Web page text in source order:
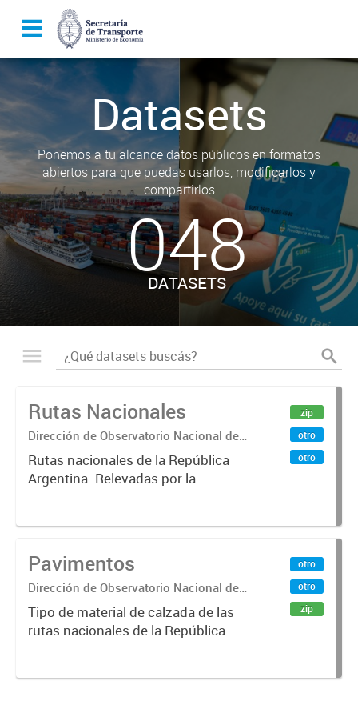
Datasets
Ponemos a tu alcance datos públicos en formatos
abiertos para que puedas usarlos, modificarlos y
compartirlos
048
DATASETS
Rutas Nacionales
Dirección de Observatorio Nacional de
Transporte
Rutas nacionales de la República
Argentina. Relevadas por la
zip
otro
otro
Pavimentos
Dirección de Observatorio Nacional de
Transporte
Tipo de material de calzada de las
rutas nacionales de la República
2019.
otro
otro
zip